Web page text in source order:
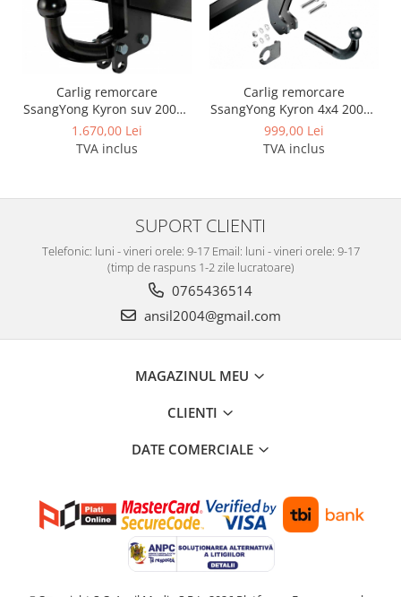
Carlig remorcare
SsangYong Kyron suv 2005 -
2014
1.670,00 Lei
TVA inclus
Carlig remorcare
SsangYong Kyron 4x4 2005 -
2014 marca Imiola
999,00 Lei
TVA inclus
SUPORT CLIENTI
Telefonic: luni - vineri orele: 9-17 Email: luni - vineri orele: 9-17
(timp de raspuns 1-2 zile lucratoare)
0765436514
ansil2004@gmail.com
MAGAZINUL MEU
CLIENTI
DATE COMERCIALE